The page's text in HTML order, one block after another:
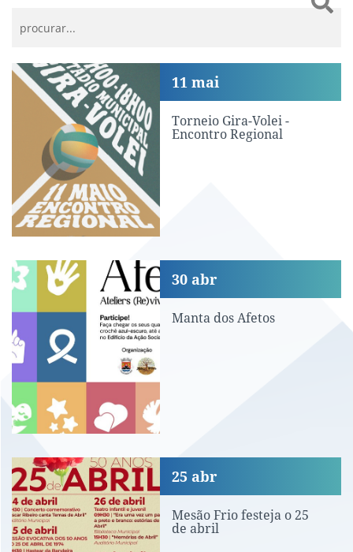
Torneio Gira-Volei - Encontro Regional
Torneio Gira-Volei -
Encontro Regional
11 mai
Manta dos Afetos
Manta dos Afetos
30 abr
Mesão Frio festeja o 25 de abril
Mesão Frio festeja o 25
de abril
25 abr